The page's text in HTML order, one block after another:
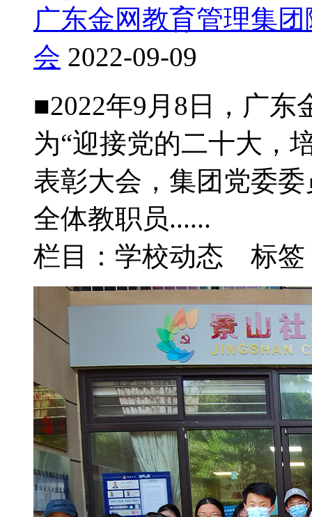
广东金网教育管理集
会 2022-09-09
■2022年9月8日，广
为“迎接党的二十大，
表彰大会，集团党委
全体教职员......
栏目：学校动态 标签